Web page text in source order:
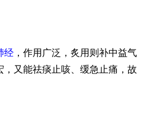
经 ，作用广泛，炙用则补中益气
又能祛痰止咳、缓急止痛，故